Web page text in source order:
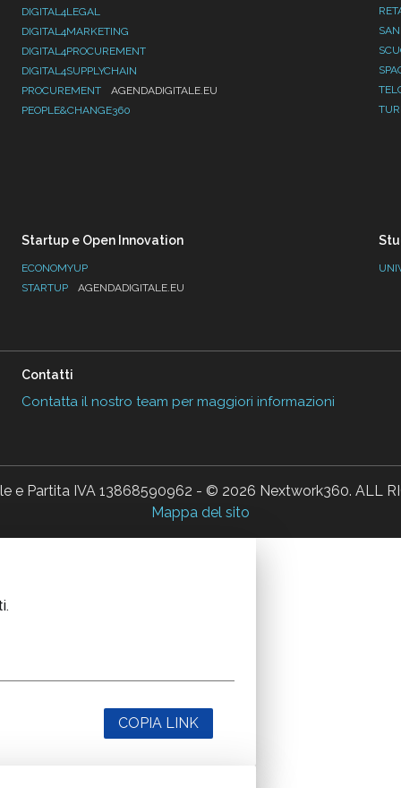
DIGITAL4LEGAL
DIGITAL4MARKETING
DIGITAL4PROCUREMENT
DIGITAL4SUPPLYCHAIN
PROCUREMENT
AGENDADIGITALE.EU
PEOPLE&CHANGE360
Startup e Open Innovation
ECONOMYUP
STARTUP
AGENDADIGITALE.EU
Contatti
Contatta il nostro team per maggiori informazioni
e Partita IVA 13868590962 - © 2026 Nextwork360. ALL
Mappa del sito
COPIA LINK